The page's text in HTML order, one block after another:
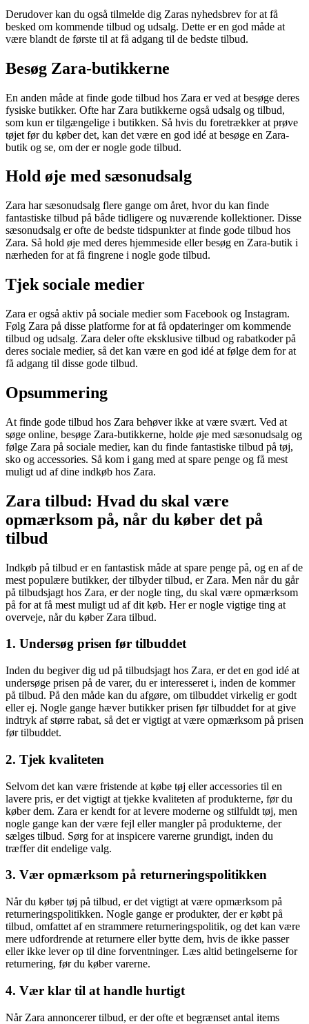
Derudover kan du også tilmelde dig Zaras nyhedsbrev for at få
besked om kommende tilbud og udsalg. Dette er en god måde at
være blandt de første til at få adgang til de bedste tilbud.
Besøg Zara-butikkerne
En anden måde at finde gode tilbud hos Zara er ved at besøge deres
fysiske butikker. Ofte har Zara butikkerne også udsalg og tilbud,
som kun er tilgængelige i butikken. Så hvis du foretrækker at prøve
tøjet før du køber det, kan det være en god idé at besøge en Zara-
butik og se, om der er nogle gode tilbud.
Hold øje med sæsonudsalg
Zara har sæsonudsalg flere gange om året, hvor du kan finde
fantastiske tilbud på både tidligere og nuværende kollektioner. Disse
sæsonudsalg er ofte de bedste tidspunkter at finde gode tilbud hos
Zara. Så hold øje med deres hjemmeside eller besøg en Zara-butik i
nærheden for at få fingrene i nogle gode tilbud.
Tjek sociale medier
Zara er også aktiv på sociale medier som Facebook og Instagram.
Følg Zara på disse platforme for at få opdateringer om kommende
tilbud og udsalg. Zara deler ofte eksklusive tilbud og rabatkoder på
deres sociale medier, så det kan være en god idé at følge dem for at
få adgang til disse gode tilbud.
Opsummering
At finde gode tilbud hos Zara behøver ikke at være svært. Ved at
søge online, besøge Zara-butikkerne, holde øje med sæsonudsalg og
følge Zara på sociale medier, kan du finde fantastiske tilbud på tøj,
sko og accessories. Så kom i gang med at spare penge og få mest
muligt ud af dine indkøb hos Zara.
Zara tilbud: Hvad du skal være
opmærksom på, når du køber det på
tilbud
Indkøb på tilbud er en fantastisk måde at spare penge på, og en af de
mest populære butikker, der tilbyder tilbud, er Zara. Men når du går
på tilbudsjagt hos Zara, er der nogle ting, du skal være opmærksom
på for at få mest muligt ud af dit køb. Her er nogle vigtige ting at
overveje, når du køber Zara tilbud.
1. Undersøg prisen før tilbuddet
Inden du begiver dig ud på tilbudsjagt hos Zara, er det en god idé at
undersøge prisen på de varer, du er interesseret i, inden de kommer
på tilbud. På den måde kan du afgøre, om tilbuddet virkelig er godt
eller ej. Nogle gange hæver butikker prisen før tilbuddet for at give
indtryk af større rabat, så det er vigtigt at være opmærksom på prisen
før tilbuddet.
2. Tjek kvaliteten
Selvom det kan være fristende at købe tøj eller accessories til en
lavere pris, er det vigtigt at tjekke kvaliteten af ​​produkterne, før du
køber dem. Zara er kendt for at levere moderne og stilfuldt tøj, men
nogle gange kan der være fejl eller mangler på produkterne, der
sælges tilbud. Sørg for at inspicere varerne grundigt, inden du
træffer dit endelige valg.
3. Vær opmærksom på returneringspolitikken
Når du køber tøj på tilbud, er det vigtigt at være opmærksom på
returneringspolitikken. Nogle gange er produkter, der er købt på
tilbud, omfattet af en strammere returneringspolitik, og det kan være
mere udfordrende at returnere eller bytte dem, hvis de ikke passer
eller ikke lever op til dine forventninger. Læs altid betingelserne for
returnering, før du køber varerne.
4. Vær klar til at handle hurtigt
Når Zara annoncerer tilbud, er der ofte et begrænset antal items